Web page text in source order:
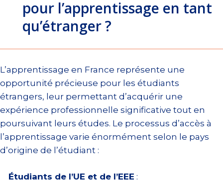
pour l’apprentissage en tant
qu’étranger ?
L’apprentissage en France représente une
opportunité précieuse pour les étudiants
étrangers, leur permettant d’acquérir une
expérience professionnelle significative tout en
poursuivant leurs études. Le processus d’accès à
l’apprentissage varie énormément selon le pays
d’origine de l’étudiant :
Étudiants de l’UE et de l’EEE :